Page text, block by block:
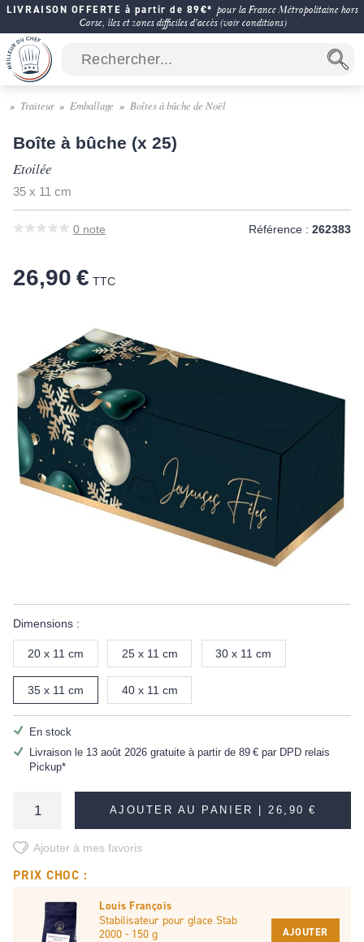
LIVRAISON OFFERTE à partir de 89€* pour la France Métropolitaine hors
Corse, îles et zones difficiles d'accès (voir conditions)
Traiteur Emballage Boîtes à bûche de Noël
Boîte à bûche (x 25)
Etoilée
35 x 11 cm
0 note Référence : 262383
26,90 € TTC
Dimensions :
20 x 11 cm 25 x 11 cm 30 x 11 cm
35 x 11 cm 40 x 11 cm
En stock
Livraison le 13 août 2026 gratuite à partir de 89 €par DPD relais
Pickup*
AJOUTER AU PANIER |26,90 €
Ajouter à mes favoris
PRIX CHOC :
Louis François
Stabilisateur pour glace Stab
2000 - 150 g
AJOUTER